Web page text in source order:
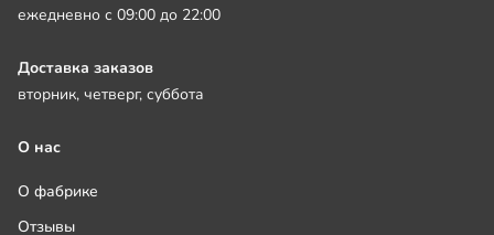
ежедневно с 09:00 до 22:00
Доставка заказов
вторник, четверг, суббота
О нас
О фабрике
Отзывы